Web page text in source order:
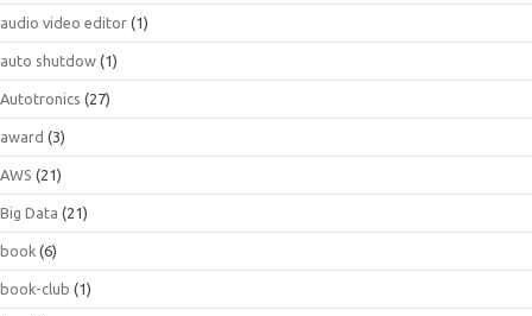
audio video editor (1)
auto shutdow (1)
Autotronics (27)
award (3)
AWS (21)
Big Data (21)
book (6)
book-club (1)